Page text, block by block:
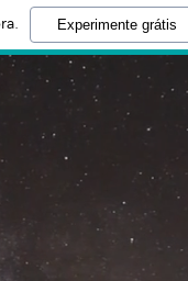
Experimente grátis